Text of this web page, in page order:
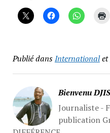
Publié dansInternationalet
Bienvenu
Journaliste -
publication